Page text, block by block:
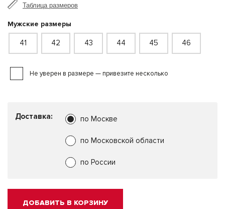
Таблица размеров
Мужские размеры
41 42 43 44 45 46
Не уверен в размере — привезите несколько
Доставка: по Москве
по Московской области
по России
ДОБАВИТЬ В КОРЗИНУ